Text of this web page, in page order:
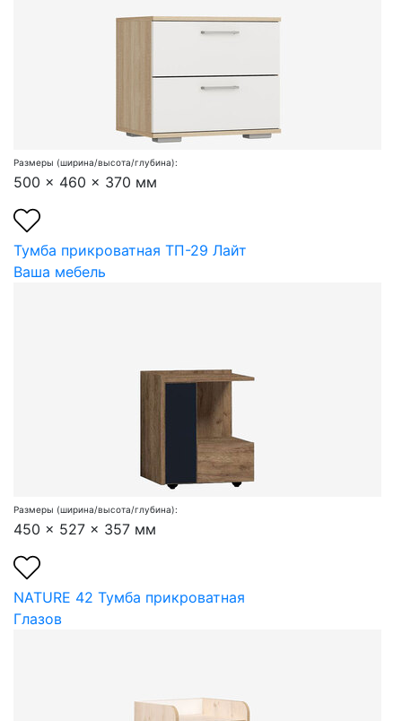
Размеры (ширина/высота/глубина):
500 x 460 x 370 мм
Тумба прикроватная ТП-29 Лайт
Ваша мебель
Размеры (ширина/высота/глубина):
450 x 527 x 357 мм
NATURE 42 Тумба прикроватная
Глазов